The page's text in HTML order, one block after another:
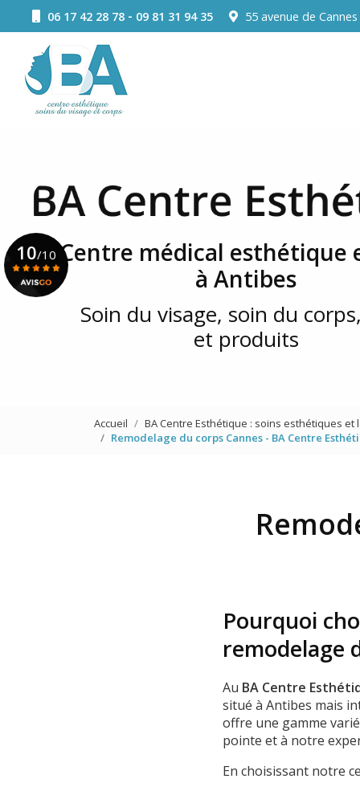
contenu
principal
06 17 42 28 78- 09 81 31 94 35 55 avenue de Cannes
Centre médical esthétique
à Antibes
Soin du visage, soin du
et produits
10/10
Accueil
BA Centre Esthétique : soins esthétiques et
Remodelage du corps Cannes - BA Centre
Pourquoi
remodelage
Au BA Centre
situé à Antibes mais
offre une gamme
pointe et à notre
En choisissant notre